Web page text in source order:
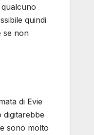
quindi
se non
di Evie
digitarebbe
sono molto